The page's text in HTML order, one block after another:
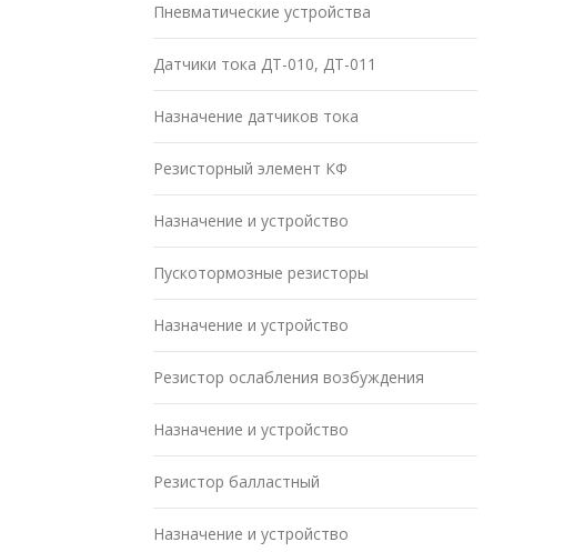
Пневматические устройства
Датчики тока ДТ-010, ДТ-011
Назначение датчиков тока
Резисторный элемент КФ
Назначение и устройство
Пускотормозные резисторы
Назначение и устройство
Резистор ослабления возбуждения
Назначение и устройство
Резистор балластный
Назначение и устройство